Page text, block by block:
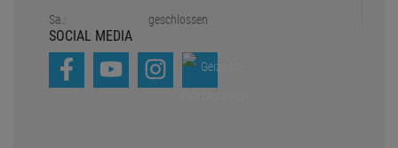
Sa.: geschlossen
SOCIAL MEDIA